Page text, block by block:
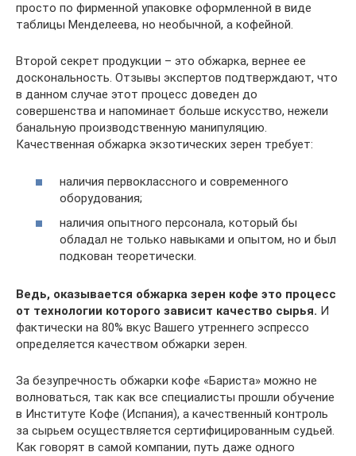
просто по фирменной упаковке оформленной в виде
таблицы Менделеева, но необычной, а кофейной.
Второй секрет продукции – это обжарка, вернее ее
доскональность. Отзывы экспертов подтверждают, что
в данном случае этот процесс доведен до
совершенства и напоминает больше искусство, нежели
банальную производственную манипуляцию.
Качественная обжарка экзотических зерен требует:
наличия первоклассного и современного
оборудования;
наличия опытного персонала, который бы
обладал не только навыками и опытом, но и был
подкован теоретически.
Ведь, оказывается обжарка зерен кофе это процесс
от технологии которого зависит качество сырья. И
фактически на 80% вкус Вашего утреннего эспрессо
определяется качеством обжарки зерен.
За безупречность обжарки кофе «Бариста» можно не
волноваться, так как все специалисты прошли обучение
в Институте Кофе (Испания), а качественный контроль
за сырьем осуществляется сертифицированным судьей.
Как говорят в самой компании, путь даже одного